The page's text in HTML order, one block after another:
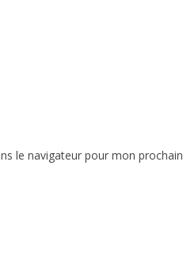
le navigateur pour mon prochain